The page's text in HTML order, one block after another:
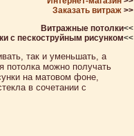
Заказать витраж >>
Витражные потолки<<
с пескоструйным рисунком<<
так и уменьшать, а
потолка можно получать
на матовом фоне,
в сочетании с